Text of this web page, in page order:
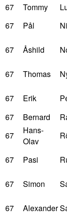
67
Tommy
67
Pål
67 Åshild
67 Thomas
67 Erik
67
Bernard
67
Hans-
Olav
67 Pasi
67 Simon
67 Alexander